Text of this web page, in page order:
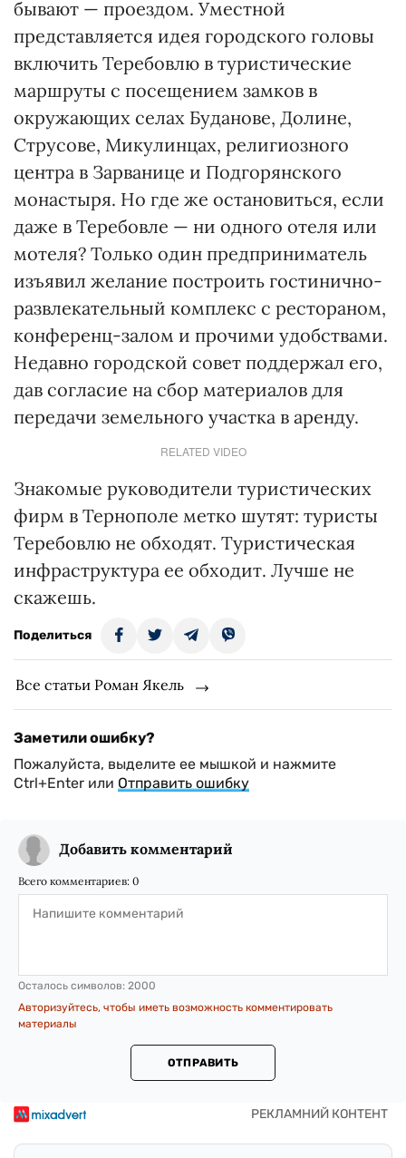
бывают — проездом. Уместной
представляется идея городского головы
включить Теребовлю в туристические
маршруты с посещением замков в
окружающих селах Буданове, Долине,
Струсове, Микулинцах, религиозного
центра в Зарванице и Подгорянского
монастыря. Но где же остановиться, если
даже в Теребовле — ни одного отеля или
мотеля? Только один предприниматель
изъявил желание построить гостинично-
развлекательный комплекс с рестораном,
конференц-залом и прочими удобствами.
Недавно городской совет поддержал его,
дав согласие на сбор материалов для
передачи земельного участка в аренду.
RELATED VIDEO
Знакомые руководители туристических
фирм в Тернополе метко шутят: туристы
Теребовлю не обходят. Туристическая
инфраструктура ее обходит. Лучше не
скажешь.
Поделиться
Все статьи Роман Якель
Заметили ошибку?
Пожалуйста, выделите ее мышкой и нажмите
Ctrl+Enter или Отправить ошибку
Добавить комментарий
Всего комментариев: 0
Осталось символов: 2000
Авторизуйтесь, чтобы иметь возможность комментировать
материалы
ОТПРАВИТЬ